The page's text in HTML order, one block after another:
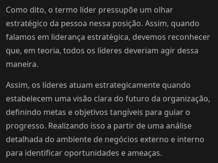
Como dito, o termo líder pressupõe um olhar
estratégico da pessoa nessa posição. Assim, quando
falamos em liderança estratégica, devemos reconhecer
que, em teoria, todos os líderes deveriam agir dessa
maneira.
Assim, os líderes atuam estrategicamente quando
estabelecem uma visão clara do futuro da organização,
definindo metas e objetivos tangíveis para guiar o
progresso. Realizando isso a partir de uma análise
detalhada do ambiente de negócios externo e interno
para identificar oportunidades e ameaças.